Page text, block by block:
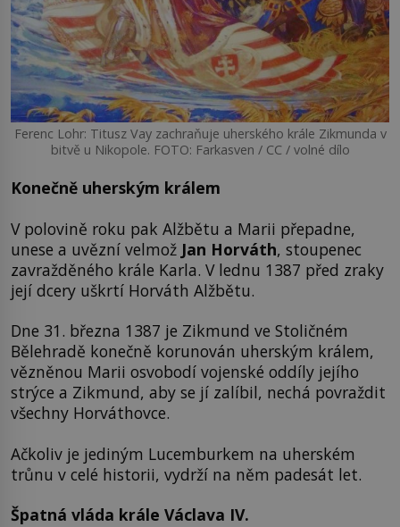
Ferenc Lohr: Titusz Vay zachraňuje uherského krále Zikmunda v
bitvě u Nikopole. FOTO: Farkasven / CC / volné dílo
Konečně uherským králem
V polovině roku pak Alžbětu a Marii přepadne,
unese a uvězní velmož Jan Horváth, stoupenec
zavražděného krále Karla. V lednu 1387 před zraky
její dcery uškrtí Horváth Alžbětu.
Dne 31. března 1387 je Zikmund ve Stoličném
Bělehradě konečně korunován uherským králem,
vězněnou Marii osvobodí vojenské oddíly jejího
strýce a Zikmund, aby se jí zalíbil, nechá povraždit
všechny Horváthovce.
Ačkoliv je jediným Lucemburkem na uherském
trůnu v celé historii, vydrží na něm padesát let.
Špatná vláda krále Václava IV.